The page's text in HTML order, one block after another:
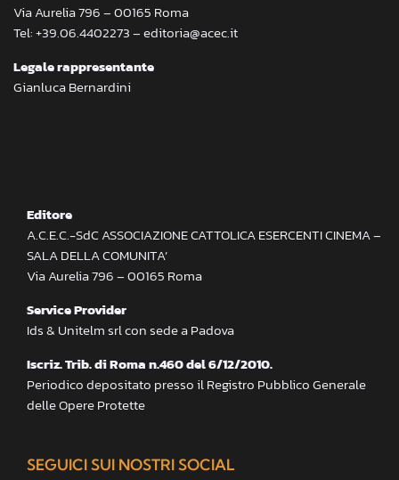
Via Aurelia 796 – 00165 Roma
Tel: +39.06.4402273 – editoria@acec.it
Legale rappresentante
Gianluca Bernardini
Editore
A.C.E.C.-SdC ASSOCIAZIONE CATTOLICA ESERCENTI CINEMA –
SALA DELLA COMUNITA’
Via Aurelia 796 – 00165 Roma
Service Provider
Ids & Unitelm srl con sede a Padova
Iscriz. Trib. di Roma n.460 del 6/12/2010.
Periodico depositato presso il Registro Pubblico Generale
delle Opere Protette
SEGUICI SUI NOSTRI SOCIAL